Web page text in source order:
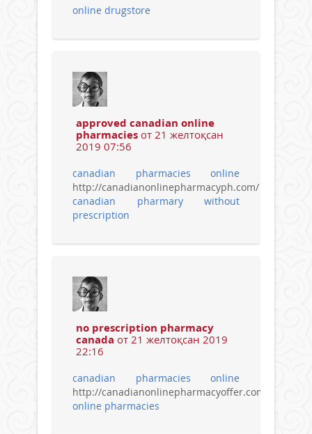
online drugstore
approved canadian online
pharmacies от 21 желтоқсан
2019 07:56
canadian pharmacies online
http://canadianonlinepharmacyph.com/
canadian pharmary without
prescription
no prescription pharmacy
canada от 21 желтоқсан 2019
22:16
canadian pharmacies online
http://canadianonlinepharmacyoffer.com/
online pharmacies